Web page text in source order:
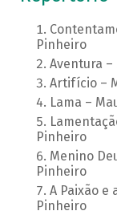
Pinheiro
Aventura –
Artifício –
Lama –
Pinheiro
Menino
Pinheiro
A Paixão e
Pinheiro